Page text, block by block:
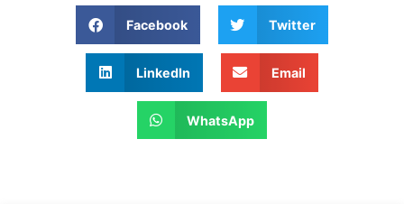
Facebook Twitter
LinkedIn Email
WhatsApp